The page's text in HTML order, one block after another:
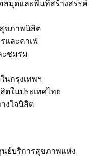
สมุดและพื้นที่สร้างสรรค์
ขภาพนิสิต
และคาเฟ่
ะชมรม
นกรุงเทพฯ
ตในประเทศไทย
งใจนิสิต
นย์บริการสุขภาพแห่ง